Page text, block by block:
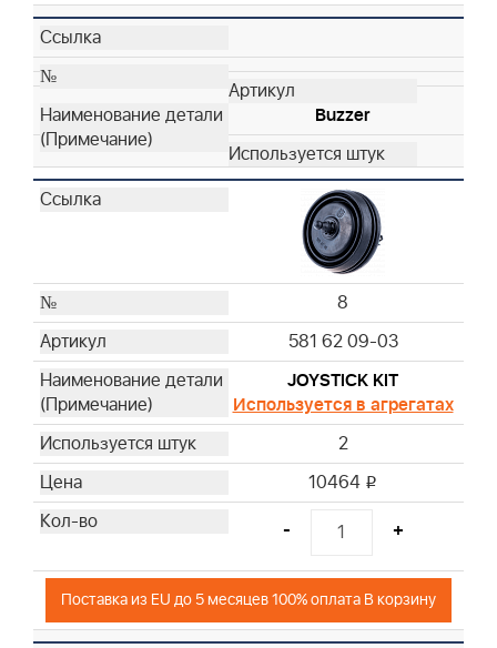
Buzzer
8
581 62 09-03
JOYSTICK KIT
Используется в агрегатах
2
10464 i
- +
Поставка из EU до 5 месяцев 100% оплата В корзину